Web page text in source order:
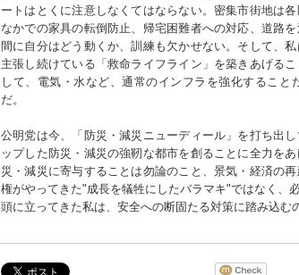
ートはとくに注意しなくてはならない。密集市街地は
なかでの家具の転倒防止、帰宅困難者への対応、道路
間に自分はどう動くか、訓練も欠かせない。そして、
主張し続けている「救命ライフライン」を築きあげる
して、電気・水など、通常のインフラを強化すること
だ。
公明党は今、「防災・減災ニューディール」を打ち出
ップした防災・減災の強靭な都市を創ることに全力を
災・減災に寄与することは勿論のこと、景気・経済の
権がやってきた"成長を犠牲にしたバラマキ"ではなく、
頭に立ってきた私は、安全への断固たる対策に踏み込む